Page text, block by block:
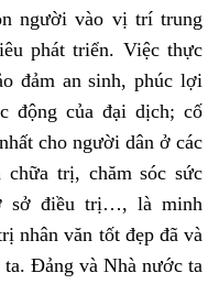
người vào vị trí trung
phát triển. Việc thực
đảm an sinh, phúc lợi
động của đại dịch; cố
cho người dân ở các
trị, chăm sóc sức
sở điều trị…, là minh
nhân văn tốt đẹp đã và
Đảng và Nhà nước ta